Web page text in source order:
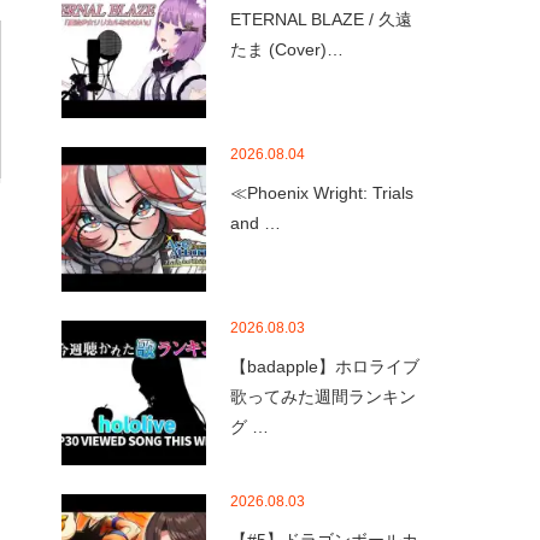
ETERNAL BLAZE / 久遠
たま (Cover)…
2026.08.04
≪Phoenix Wright: Trials
and …
2026.08.03
【badapple】ホロライブ
歌ってみた週間ランキン
グ …
2026.08.03